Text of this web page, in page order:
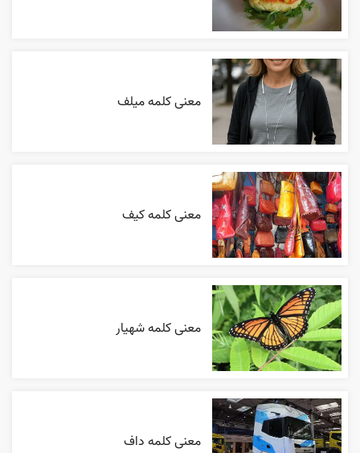
معنی کلمه میلف
معنی کلمه کیف
معنی کلمه شهیار
معنی کلمه داف